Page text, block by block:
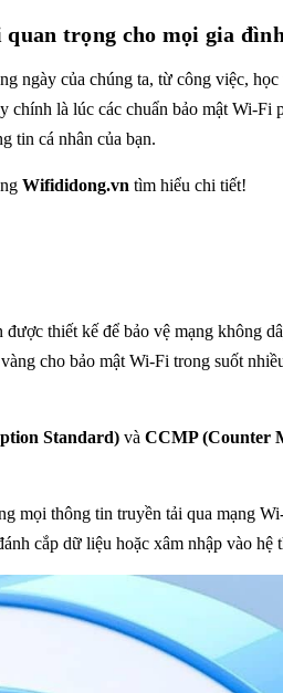
trọng cho mọi gia
ngày của chúng ta, từ công việc,
là lúc các chuẩn bảo mật Wi-Fi
tin cá nhân của bạn.
Wifididong.vn tìm hiểu chi tiết!
thiết kế để bảo vệ mạng không
cho bảo mật Wi-Fi trong suốt
Standard) và CCMP (Counter
mọi thông tin truyền tải qua mạng
cắp dữ liệu hoặc xâm nhập vào hệ